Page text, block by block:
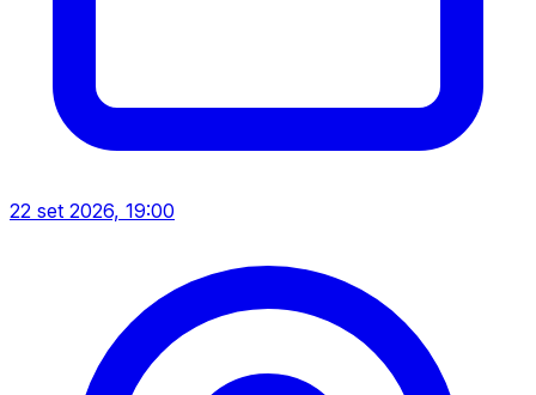
22 set 2026, 19:00